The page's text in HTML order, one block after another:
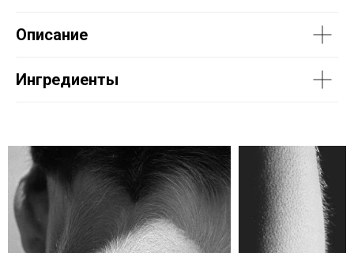
Описание
Ингредиенты